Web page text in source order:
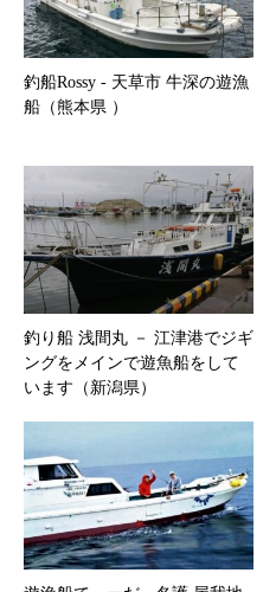
釣船Rossy ‐ 天草市 牛深の遊漁
船（熊本県 ）
釣り船 浅間丸 － 江津港でジギ
ングをメインで遊魚船をして
います（新潟県）